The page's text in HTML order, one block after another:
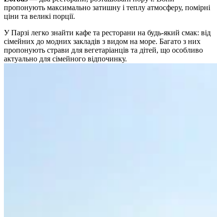
пропонують максимально затишну і теплу атмосферу, помірні
ціни та великі порції.
У Парзі легко знайти кафе та ресторани на будь-який смак: від
сімейних до модних закладів з видом на море. Багато з них
пропонують страви для вегетаріанців та дітей, що особливо
актуально для сімейного відпочинку.